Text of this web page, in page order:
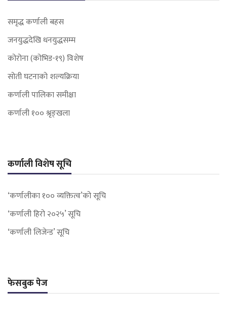
समृद्ध कर्णाली बहस
जनयुद्धदेखि धनयुद्धसम्म
कोरोना (कोभिड-१९) विशेष
सोती घटनाको शल्यक्रिया
कर्णाली पालिका समीक्षा
कर्णाली १०० श्रृङ्खला
कर्णाली विशेष सूचि
‘कर्णालीका १०० व्यक्तित्व’को सूचि
‘कर्णाली हिरो २०२५’ सूचि
‘कर्णाली लिजेन्ड’ सूचि
फेसबुक पेज